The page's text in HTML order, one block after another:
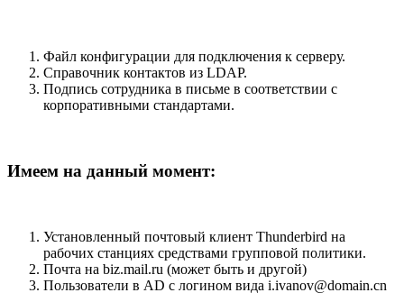
Файл конфигурации для подключения к серверу.
Справочник контактов из LDAP.
Подпись сотрудника в письме в соответствии с
корпоративными стандартами.
Имеем на данный момент:
Установленный почтовый клиент Thunderbird на
рабочих станциях средствами групповой политики.
Почта на biz.mail.ru (может быть и другой)
Пользователи в AD с логином вида i.ivanov@domain.cn